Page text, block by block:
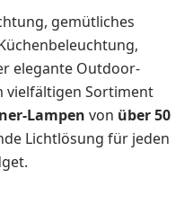
gemütliches
elegante Outdoor-
vielfältigen Sortiment
Lampen von über 50
Lichtlösung für jeden